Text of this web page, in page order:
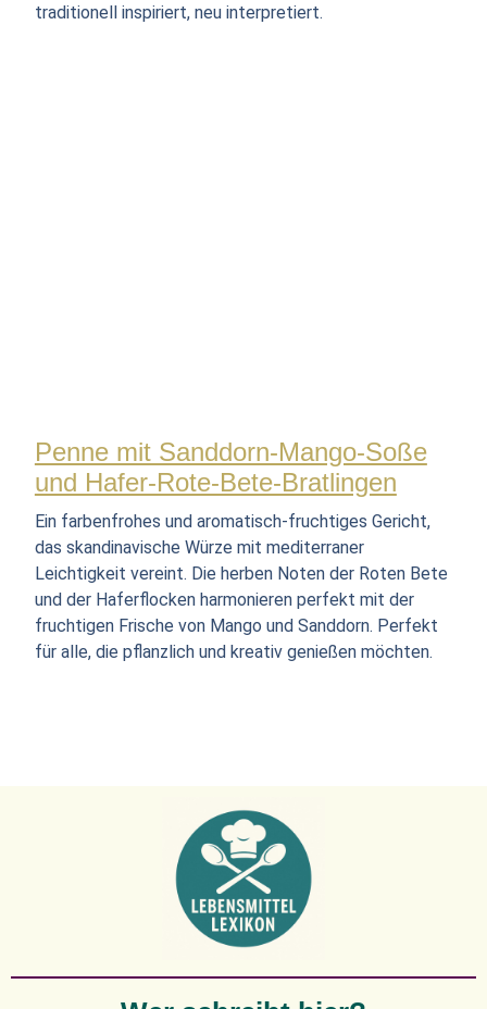
traditionell inspiriert, neu interpretiert.
Penne mit Sanddorn-Mango-Soße
und Hafer-Rote-Bete-Bratlingen
Ein farbenfrohes und aromatisch-fruchtiges Gericht,
das skandinavische Würze mit mediterraner
Leichtigkeit vereint. Die herben Noten der Roten Bete
und der Haferflocken harmonieren perfekt mit der
fruchtigen Frische von Mango und Sanddorn. Perfekt
für alle, die pflanzlich und kreativ genießen möchten.